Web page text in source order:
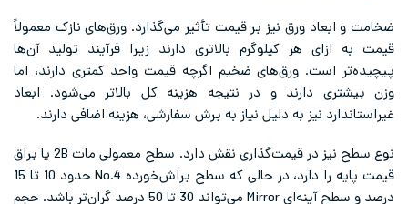
ضخامت و ابعاد ورق نیز بر قیمت تأثیر می‌گذارد. ورق‌های نازک معمولاً
قیمت به ازای هر کیلوگرم بالاتری دارند زیرا فرآیند تولید آن‌ها
پیچیده‌تر است. ورق‌های ضخیم اگرچه قیمت واحد کمتری دارند، اما
وزن بیشتری دارند و در نتیجه هزینه کل بالاتر می‌شود. ابعاد
غیراستاندارد نیز به دلیل نیاز به برش سفارشی، هزینه اضافی دارند.
نوع سطح نیز در قیمت‌گذاری نقش دارد. سطح معمولی مات 2B یا براق
قیمت پایه را دارد، در حالی که سطح براش‌خورده No.4 حدود 10 تا 15
درصد و سطح آینه‌ای Mirror می‌تواند 30 تا 50 درصد گران‌تر باشد. حجم